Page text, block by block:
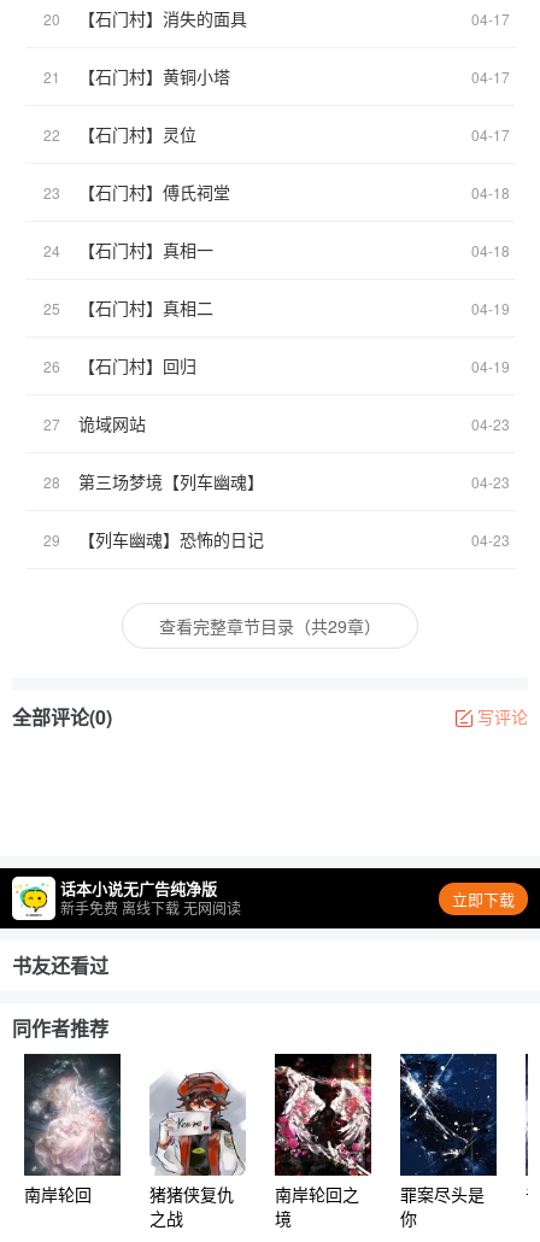
20 【石门村】消失的面具 04-17
21 【石门村】黄铜小塔 04-17
22 【石门村】灵位 04-17
23 【石门村】傅氏祠堂 04-18
24 【石门村】真相一 04-18
25 【石门村】真相二 04-19
26 【石门村】回归 04-19
27 诡域网站 04-23
28 第三场梦境【列车幽魂】 04-23
29 【列车幽魂】恐怖的日记 04-23
查看完整章节目录（共29章）
全部评论(0) 写评论
话本小说无广告纯净版
新手免费 离线下载 无网阅读 立即下载
书友还看过
同作者推荐
南岸轮回
猪猪侠复仇
之战
南岸轮回之
境
罪案尽头是
你